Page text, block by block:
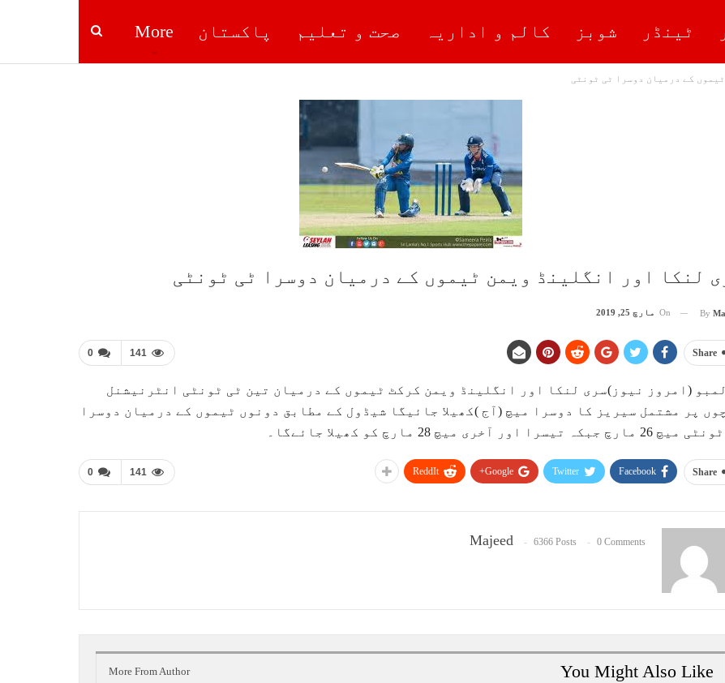
ٹینڈر شوبز کالم و اداریہ صحت و تعلیم پاکستان More
کے درمیان دوسرا ٹی ٹونٹی
لنکا اور انگلینڈ ویمن ٹیموں کے درمیان دوسرا ٹی ٹونٹی
By
On مارچ 25, 2019
0 141 Share
(امروز نیوز)سری لنکا اور انگلینڈ ویمن کرکٹ ٹیموں کے درمیان تین ٹی ٹونٹی انٹرنیشنل
پر مشتمل سیریز کا دوسرا میچ (آج )کھیلا جائیگا شیڈول کے مطابق دونوں ٹیموں کے درمیان دوسرا
مارچ جبکہ تیسرا اور آخری میچ 28 مارچ کو کھیلا جائےگا۔
0 141 Share
Facebook
Twitter
Google+
ReddIt
Majeed 6366 Posts 0 Comments
You Might Also Like
More From Author